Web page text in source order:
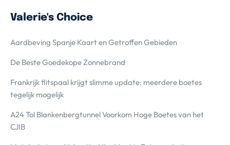
Valerie's Choice
Aardbeving Spanje Kaart en Getroffen Gebieden
De Beste Goedekope Zonnebrand
Frankrijk flitspaal krijgt slimme update: meerdere boetes
tegelijk mogelijk
A24 Tol Blankenbergtunnel Voorkom Hoge Boetes van het
CJIB